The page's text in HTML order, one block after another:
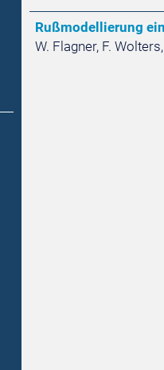
Rußmodellierung
W. Flagner, F.